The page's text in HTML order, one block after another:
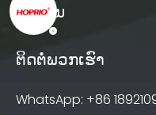
ລິ້ງດ່ວນ
ຕິດຕໍ່ພວກເຮົາ
WhatsApp: +86